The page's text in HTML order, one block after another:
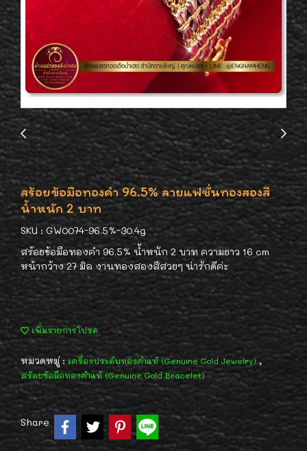
สร้อยข้อมือทองคำ 96.5% ลายแฟชั่นทองสองสี
น้ำหนัก 2 บาท
SKU : GW0074-96.5%-30.4g
สร้อยข้อมือทองคำ 96.5% น้ำหนัก 2 บาท ความยาว 16 cm
หน้ากว้าง 27 มิล งานทองสองสีสวยๆ น่ารักดีค่ะ
เพิ่มรายการโปรด
หมวดหมู่ : เครื่องประดับทองคำแท้ (Genuine Gold Jewelry),
สร้อยข้อมือทองคำแท้ (Genuine Gold Bracelet)
Share